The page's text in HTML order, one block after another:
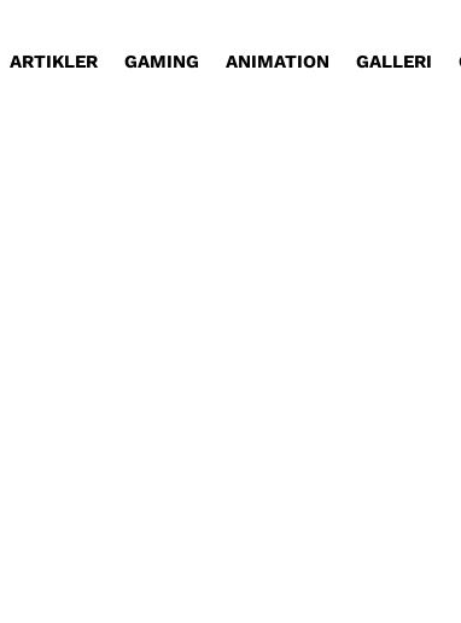
ARTIKLER GAMING ANIMATION GALLERI